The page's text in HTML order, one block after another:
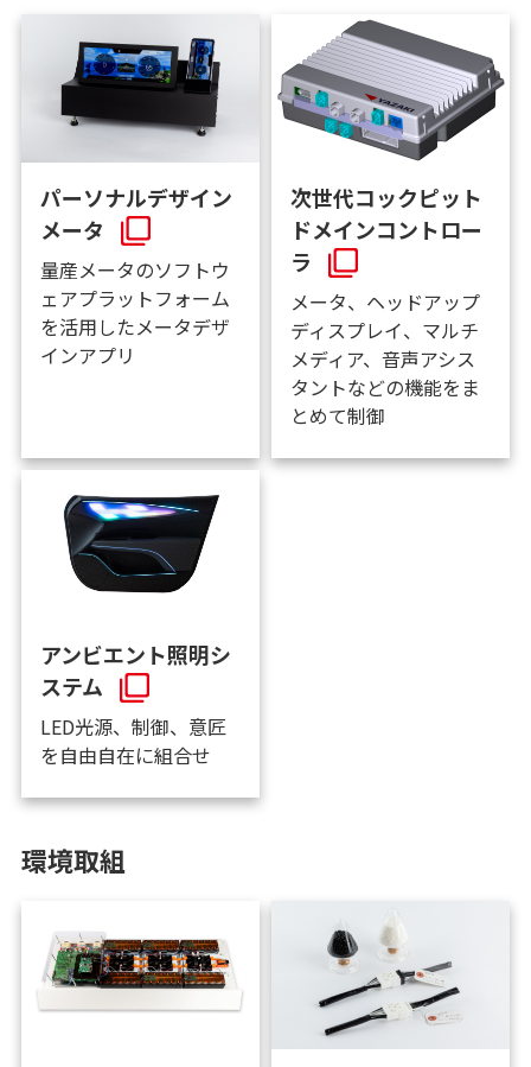
パーソナルデザイン
メータ
量産メータのソフトウ
ェアプラットフォーム
を活用したメータデザ
インアプリ
次世代コックピット
ドメインコントロー
ラ
メータ、ヘッドアップ
ディスプレイ、マルチ
メディア、音声アシス
タントなどの機能をま
とめて制御
アンビエント照明シ
ステム
LED光源、制御、意匠
を自由自在に組合せ
環境取組